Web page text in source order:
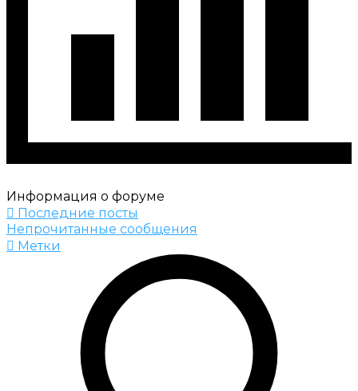
Информация о форуме
Последние посты
Непрочитанные сообщения
Метки